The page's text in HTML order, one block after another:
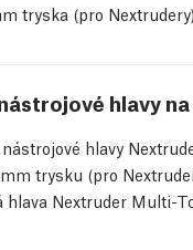
tryska (pro Nextrudery)
hlavy
hlavy
trysku (pro
hlava Nextruder Multi-